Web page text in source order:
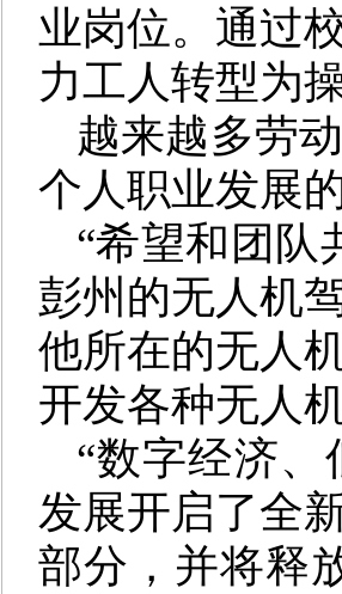
业岗位。通过
力工人转型为
越来越多劳
个人职业发展
“希望和团队
彭州的无人机
他所在的无人
开发各种无人
“数字经济
发展开启了全
部分，并将释